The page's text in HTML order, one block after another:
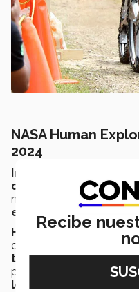
NASA Human
2024
Inspirado
desafío
de laNASA
mundo cada año para
exploración
HERC busca que
desarrollen
para
tareasde misión. La
por
lechos
Recibe